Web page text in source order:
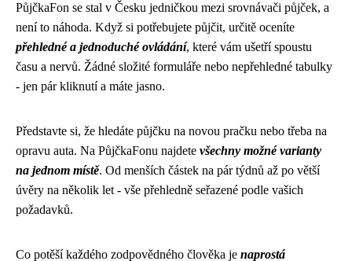
PůjčkaFon se stal v Česku jedničkou mezi srovnávači půjček, a
není to náhoda. Když si potřebujete půjčit, určitě oceníte
přehledné a jednoduché ovládání, které vám ušetří spoustu
času a nervů. Žádné složité formuláře nebo nepřehledné tabulky
- jen pár kliknutí a máte jasno.
Představte si, že hledáte půjčku na novou pračku nebo třeba na
opravu auta. Na PůjčkaFonu najdete všechny možné varianty
na jednom místě. Od menších částek na pár týdnů až po větší
úvěry na několik let - vše přehledně seřazené podle vašich
požadavků.
Co potěší každého zodpovědného člověka je naprostá